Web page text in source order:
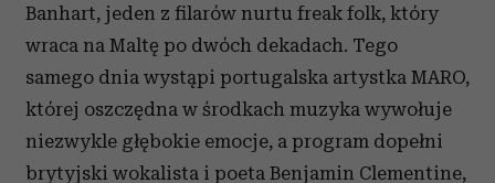
Banhart, jeden z filarów nurtu freak folk, który
wraca na Maltę po dwóch dekadach. Tego
samego dnia wystąpi portugalska artystka MARO,
której oszczędna w środkach muzyka wywołuje
niezwykle głębokie emocje, a program dopełni
brytyjski wokalista i poeta Benjamin Clementine,